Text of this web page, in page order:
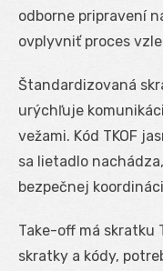
odborne pripravení
ovplyvniť proces
Štandardizovaná
urýchľuje
vežami. Kód TKOF
sa lietadlo
bezpečnej
Take-off má skratku
skratky a kódy,